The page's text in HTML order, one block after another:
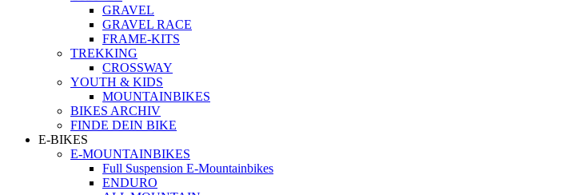
GRAVEL
GRAVEL RACE
FRAME-KITS
TREKKING
CROSSWAY
YOUTH & KIDS
MOUNTAINBIKES
BIKES ARCHIV
FINDE DEIN BIKE
E-BIKES
E-MOUNTAINBIKES
Full Suspension E-Mountainbikes
ENDURO